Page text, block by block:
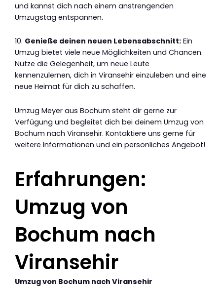
und kannst dich nach einem anstrengenden
Umzugstag entspannen.
10. Genieße deinen neuen Lebensabschnitt: Ein
Umzug bietet viele neue Möglichkeiten und Chancen.
Nutze die Gelegenheit, um neue Leute
kennenzulernen, dich in Viransehir einzuleben und eine
neue Heimat für dich zu schaffen.
Umzug Meyer aus Bochum steht dir gerne zur
Verfügung und begleitet dich bei deinem Umzug von
Bochum nach Viransehir. Kontaktiere uns gerne für
weitere Informationen und ein persönliches Angebot!
Erfahrungen:
Umzug von
Bochum nach
Viransehir
Umzug von Bochum nach Viransehir